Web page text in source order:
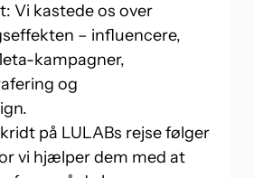
Vi kastede os over
– influencere,
kampagner,
og
på LULABs rejse følger
vi hjælper dem med at